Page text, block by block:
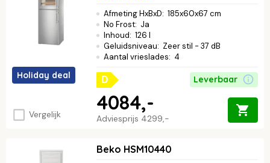
Holiday deal
Vergelijk
Afmeting HxBxD: 185x60x67 cm
No Frost: Ja
Inhoud: 126 l
Geluidsniveau: Zeer stil - 37 dB
Aantal vrieslades: 4
D Leverbaar
Adviesprijs 4299,-
4084,-
Beko HSM10440